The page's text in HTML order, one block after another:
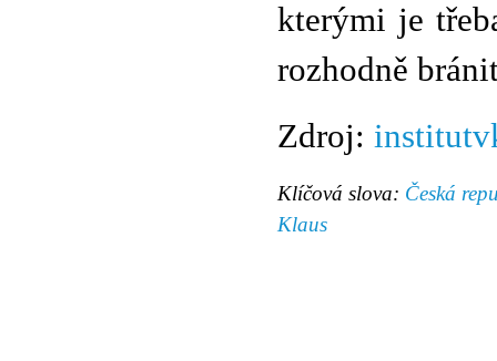
kterými je
rozhodně
Zdroj:
Klíčová slova: Česká
Klaus